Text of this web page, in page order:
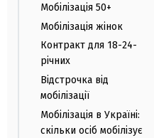
Мобілізація 50+
Мобілізація жінок
Контракт для 18-24-
річних
Відстрочка від
мобілізації
Мобілізація в Україні:
скільки осіб мобілізує